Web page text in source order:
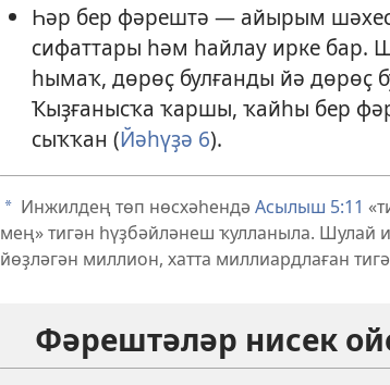
Һәр бер фәрештә — айырым
сифаттары һәм һайлау ирке бар.
һымаҡ, дөрөҫ булғанды йә дөрөҫ
Ҡыҙғанысҡа ҡаршы, ҡайһы бер
сыҡҡан (Йәһүҙә 6).
a Инжилдең төп нөсхәһендә Асылыш 5:11
мең» тигән һүҙбәйләнеш ҡулланыла. Шулай
йөҙләгән миллион, хатта миллиардлаған
Фәрештәләр нисек